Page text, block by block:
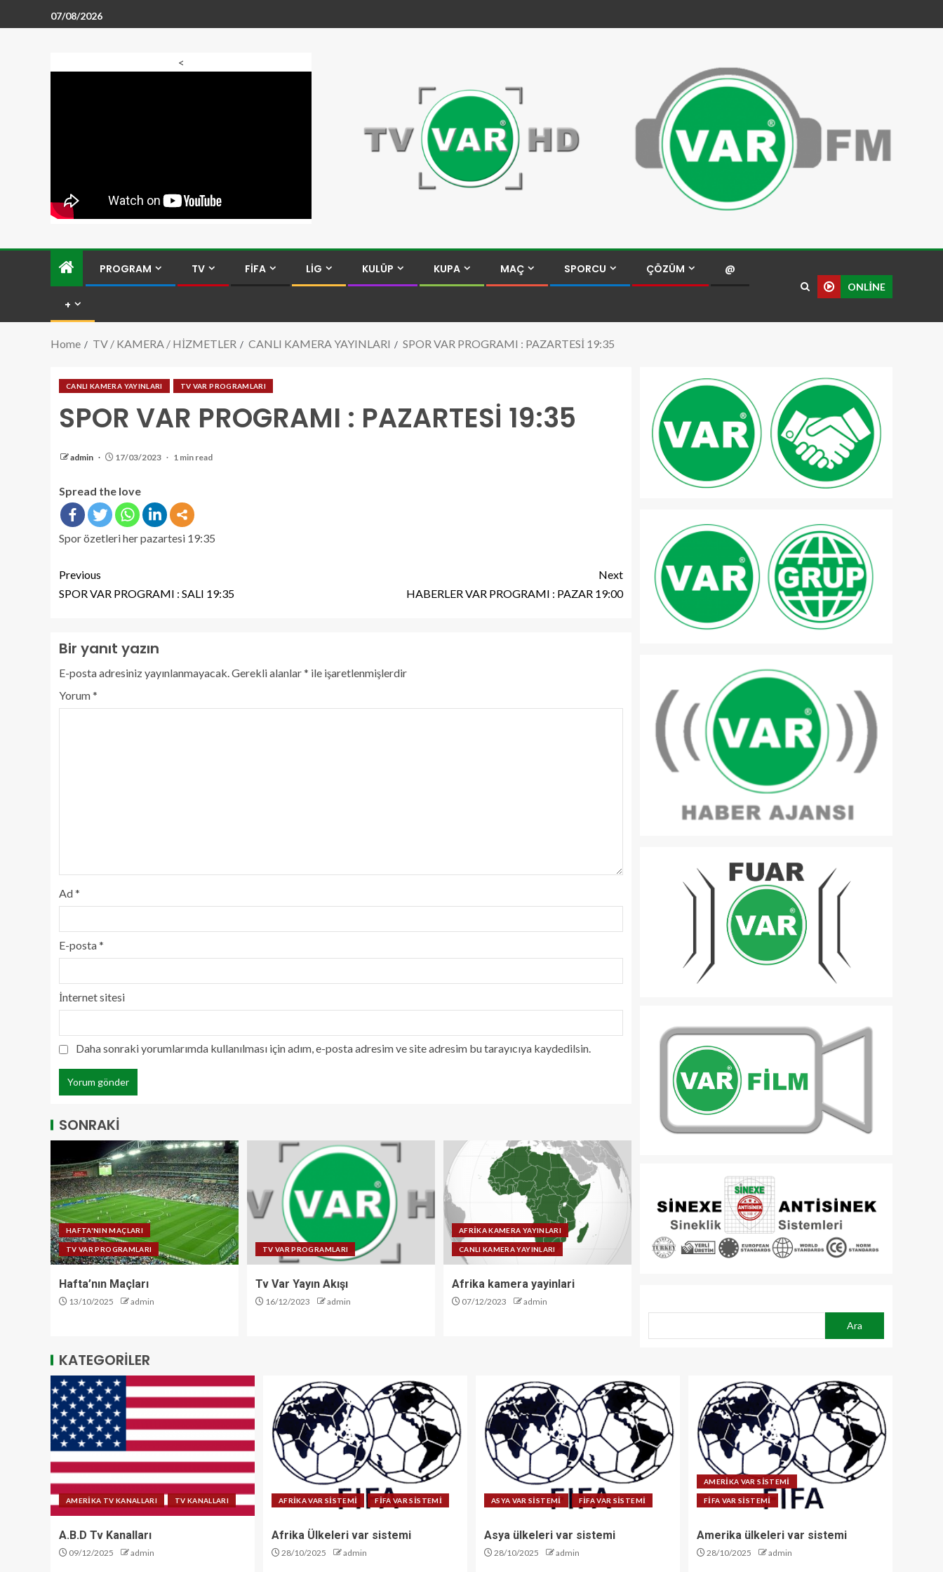
07/08/2026
<
PROGRAM TV FİFA LİG KULÜP KUPA MAÇ SPORCU ÇÖZÜM @
+
ONLINE
Home TV / KAMERA / HİZMETLER CANLI KAMERA YAYINLARI SPOR VAR PROGRAMI : PAZARTESİ 19:35
CANLI KAMERA YAYINLARI TV VAR PROGRAMLARI
SPOR VAR PROGRAMI : PAZARTESİ 19:35
admin 17/03/2023 1 min read
Spread the love
Spor özetleri her pazartesi 19:35
Previous
SPOR VAR PROGRAMI : SALI 19:35
Next
HABERLER VAR PROGRAMI : PAZAR 19:00
Bir yanıt yazın
E-posta adresiniz yayınlanmayacak.Gerekli alanlar* ile işaretlenmişlerdir
Yorum*
Ad*
E-posta*
İnternet sitesi
Daha sonraki yorumlarımda kullanılması için adım, e-posta adresim ve site adresim bu tarayıcıya kaydedilsin.
SONRAKİ
HAFTA'NIN MAÇLARI
TV VAR PROGRAMLARI
Hafta’nın Maçları
13/10/2025 admin
TV VAR PROGRAMLARI
Tv Var Yayın Akışı
16/12/2023 admin
AFRİKA KAMERA YAYINLARI
CANLI KAMERA YAYINLARI
Afrika kamera yayinlari
07/12/2023 admin
Ara
KATEGORİLER
AMERİKA TV KANALLARI TV KANALLARI
A.B.D Tv Kanalları
09/12/2025 admin
AFRİKA VAR SİSTEMİ FİFA VAR SİSTEMİ
Afrika Ülkeleri var sistemi
28/10/2025 admin
ASYA VAR SİSTEMİ FİFA VAR SİSTEMİ
Asya ülkeleri var sistemi
28/10/2025 admin
AMERİKA VAR SİSTEMİ
FİFA VAR SİSTEMİ
Amerika ülkeleri var sistemi
28/10/2025 admin